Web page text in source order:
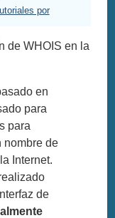
por
de WHOIS en la
en
para
para
nombre de
Internet.
de